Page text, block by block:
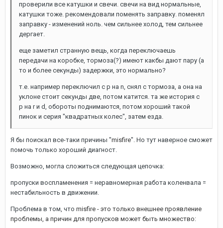
проверили все катушки и свечи. свечи на вид нормальные,
катушки тоже. рекомендовали поменять заправку. поменял
заправку - изменений ноль. чем сильнее холод, тем сильнее
дергает.
еще заметил странную вещь, когда переключаешь
передачи на коробке, тормоза(?) имеют какбы дают пару (а
то и более секунды) задержки, это нормально?
т.е. например переключил с p на n, снял с тормоза, а она на
уклоне стоит секунды две, потом катится. та же история с
p на r и d, обороты поднимаются, потом хороший такой
пинок и серия "квадратных колес", затем езда.
Я бы поискал все-таки причины "misfire". Но тут наверное сможет
помочь только хороший диагност.
Возможно, могла сложиться следующая цепочка:
пропуски воспламенения = неравномерная работа коленвала =
нестабильность в движении.
Проблема в том, что misfire - это только внешнее проявление
проблемы, а причин для пропусков может быть множество: